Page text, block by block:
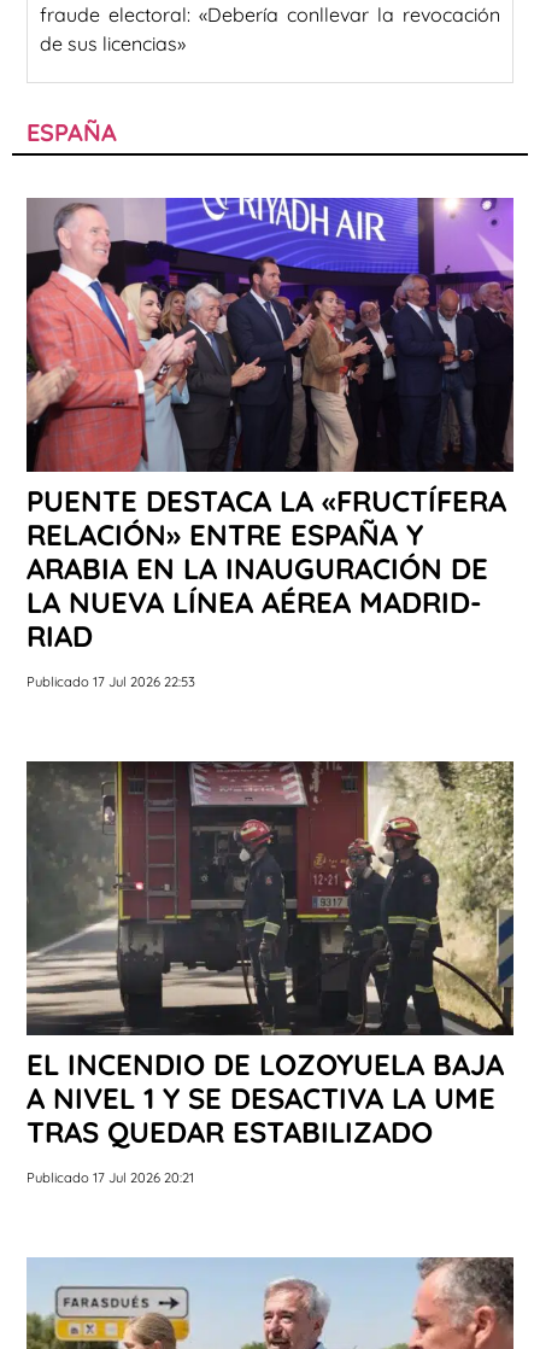
fraude electoral: «Debería conllevar la revocación
de sus licencias»
ESPAÑA
PUENTE DESTACA LA «FRUCTÍFERA
RELACIÓN» ENTRE ESPAÑA Y
ARABIA EN LA INAUGURACIÓN DE
LA NUEVA LÍNEA AÉREA MADRID-
RIAD
Publicado 17 Jul 2026 22:53
EL INCENDIO DE LOZOYUELA BAJA
A NIVEL 1 Y SE DESACTIVA LA UME
TRAS QUEDAR ESTABILIZADO
Publicado 17 Jul 2026 20:21